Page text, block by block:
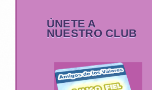
ÚNETE A
NUESTRO CLUB